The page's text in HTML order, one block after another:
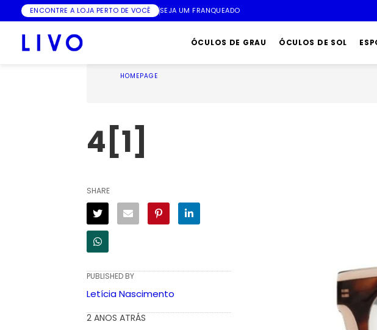
ENCONTRE A LOJA PERTO DE VOCÊ SEJA UM FRANQUEADO
ÓCULOS DE GRAU ÓCULOS DE SOL
HOMEPAGE
4[1]
SHARE
PUBLISHED BY
Letícia Nascimento
2 ANOS ATRÁS